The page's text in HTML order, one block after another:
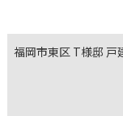
福岡市東区 T様邸 戸